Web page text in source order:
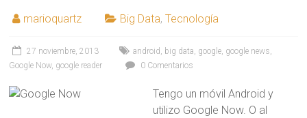
marioquartz Big Data,Tecnología
27 noviembre, 2013 android , big data, google, google news,
Google Now, google reader 0 Comentarios
Tengo un móvil Android y
utilizo Google Now. O al